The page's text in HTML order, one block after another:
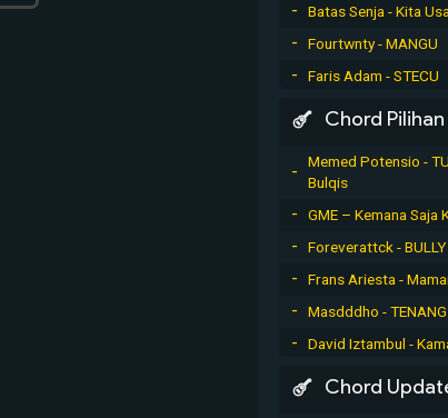
Batas Senja - Kita
Fourtwnty - MANGU
Faris Adam - STECU
Chord Pilihan
Memed Potensio -
Bulqis
GME – Kemana Saja
Foreverattck - BULLY
Frans Ariesta -
Masdddho -
David Iztambul -
Chord